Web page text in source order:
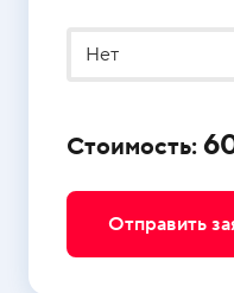
Нет
Стоимость:
Отправить